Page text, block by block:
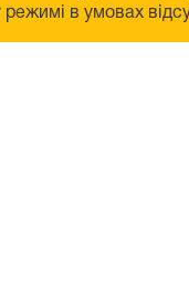
в умовах